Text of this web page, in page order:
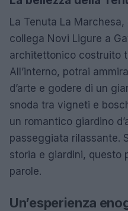
La Tenuta La
collega Novi Ligure a
architettonico costruito
All’interno, potrai
d’arte e godere di un
snoda tra vigneti e
un romantico giardino
passeggiata rilassante.
storia e giardini, questo
parole.
Un’esperienza